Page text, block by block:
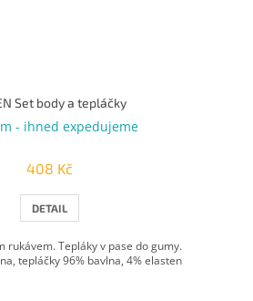
Set body a tepláčky
- ihned expedujeme
408 Kč
DETAIL
rukávem. Tepláky v pase do gumy.
tepláčky 96% bavlna, 4% elasten